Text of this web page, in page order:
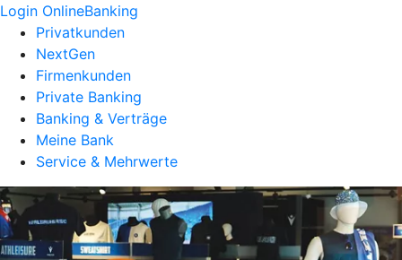
Login OnlineBanking
Privatkunden
NextGen
Firmenkunden
Private Banking
Banking & Verträge
Meine Bank
Service & Mehrwerte